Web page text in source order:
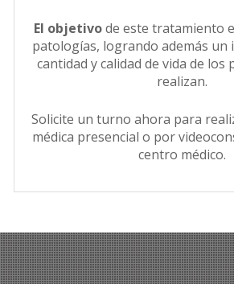
El objetivode este tratamiento
patologías, logrando además un
cantidad y calidad de vida de los
realizan.
Solicite un turno ahora para
médica presencial o por
centro médico.